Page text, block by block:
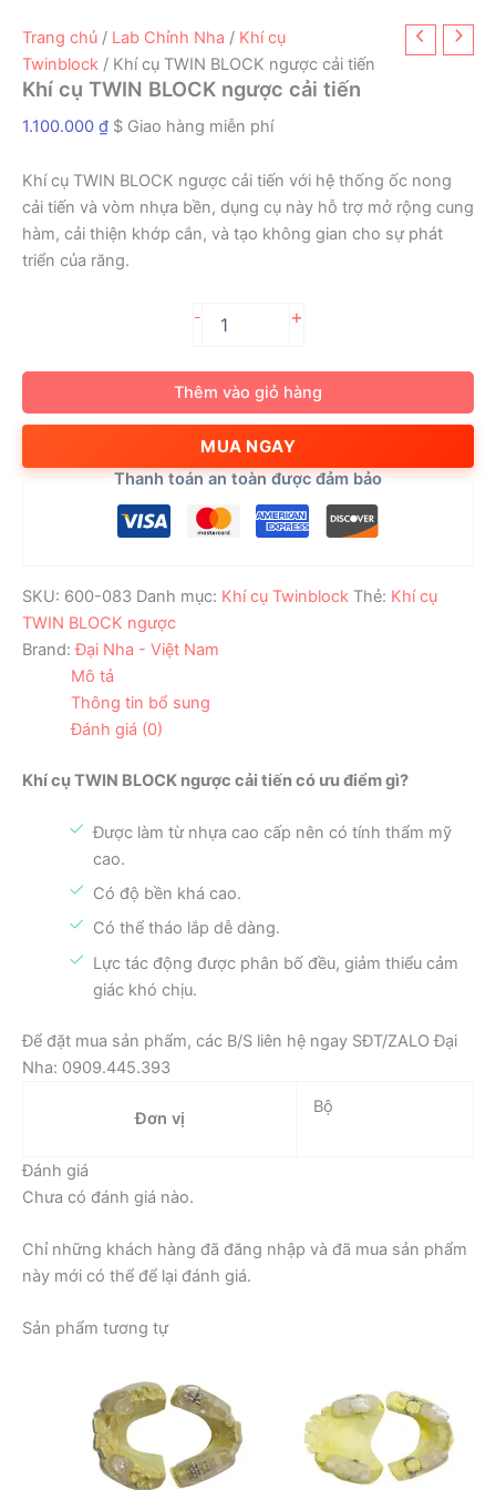
Trang chủ / Lab Chỉnh Nha / Khí cụ
Twinblock / Khí cụ TWIN BLOCK ngược cải tiến
Khí cụ TWIN BLOCK ngược cải tiến
1.100.000 ₫ $ Giao hàng miễn phí
Khí cụ TWIN BLOCK ngược cải tiến với hệ thống ốc nong
cải tiến và vòm nhựa bền, dụng cụ này hỗ trợ mở rộng cung
hàm, cải thiện khớp cắn, và tạo không gian cho sự phát
triển của răng.
-
ngược
cải
tiến
số
lượng
+
Thêm vào giỏ hàng
MUA NGAY
Thanh toán an toàn được đảm bảo
SKU: 600-083 Danh mục: Khí cụ Twinblock Thẻ: Khí cụ
TWIN BLOCK ngược
Brand: Đại Nha - Việt Nam
Mô tả
Thông tin bổ sung
Đánh giá (0)
Khí cụ TWIN BLOCK ngược cải tiến có ưu điểm gì?
Được làm từ nhựa cao cấp nên có tính thẩm mỹ
cao.
Có độ bền khá cao.
Có thể tháo lắp dễ dàng.
Lực tác động được phân bố đều, giảm thiểu cảm
giác khó chịu.
Để đặt mua sản phẩm, các B/S liên hệ ngay SĐT/ZALO Đại
Nha: 0909.445.393
Đơn vị
Bộ
Đánh giá
Chưa có đánh giá nào.
Chỉ những khách hàng đã đăng nhập và đã mua sản phẩm
này mới có thể để lại đánh giá.
Sản phẩm tương tự